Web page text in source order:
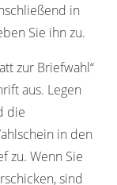
in
Sie ihn zu.
zur Briefwahl“
aus. Legen
die
in den
zu. Wenn Sie
sind